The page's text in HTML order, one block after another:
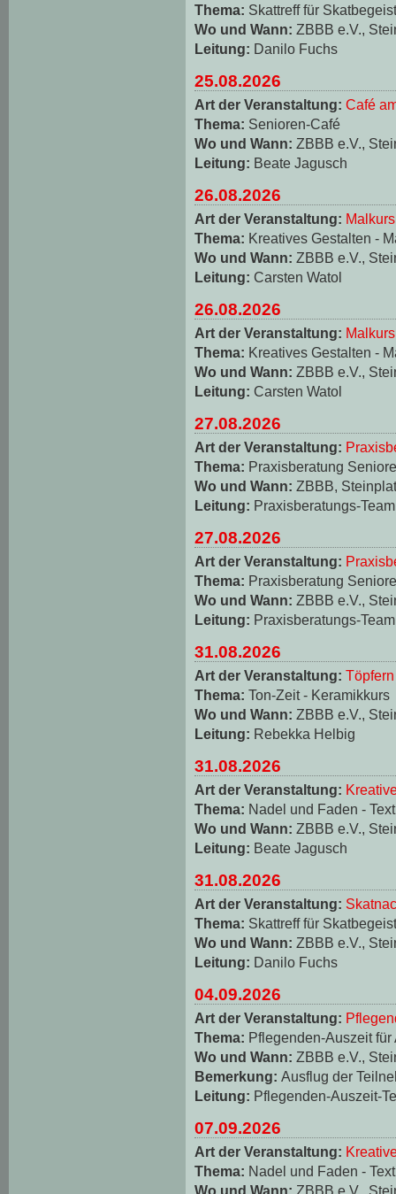
Thema: Skattreff für
Wo und Wann: ZBBB e.V.,
Leitung: Danilo Fuchs
25.08.2026
Art der Veranstaltung: Café
Thema: Senioren-Café
Wo und Wann: ZBBB e.V.,
Leitung: Beate Jagusch
26.08.2026
Art der Veranstaltung: Malkurs
Thema: Kreatives Gestalten -
Wo und Wann: ZBBB e.V.,
Leitung: Carsten Watol
26.08.2026
Art der Veranstaltung: Malkurs
Thema: Kreatives Gestalten -
Wo und Wann: ZBBB e.V.,
Leitung: Carsten Watol
27.08.2026
Art der Veranstaltung:
Thema: Praxisberatung
Wo und Wann: ZBBB,
Leitung: Praxisberatungs-Team
27.08.2026
Art der Veranstaltung:
Thema: Praxisberatung
Wo und Wann: ZBBB e.V.,
Leitung: Praxisberatungs-Team
31.08.2026
Art der Veranstaltung: Töpfern
Thema: Ton-Zeit - Keramikkurs
Wo und Wann: ZBBB e.V.,
Leitung: Rebekka Helbig
31.08.2026
Art der Veranstaltung:
Thema: Nadel und Faden -
Wo und Wann: ZBBB e.V.,
Leitung: Beate Jagusch
31.08.2026
Art der Veranstaltung:
Thema: Skattreff für
Wo und Wann: ZBBB e.V.,
Leitung: Danilo Fuchs
04.09.2026
Art der Veranstaltung:
Thema: Pflegenden-Auszeit
Wo und Wann: ZBBB e.V.,
Bemerkung: Ausflug der
Leitung: Pflegenden-Auszeit-
07.09.2026
Art der Veranstaltung:
Thema: Nadel und Faden -
Wo und Wann: ZBBB e.V.,